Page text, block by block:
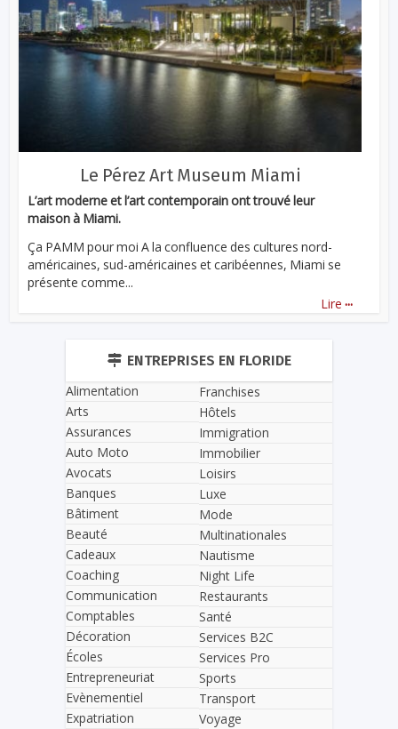
Le Pérez Art Museum Miami
L’art moderne et l’art contemporain ont trouvé leur
maison à Miami.
Ça PAMM pour moi A la confluence des cultures nord-
américaines, sud-américaines et caribéennes, Miami se
présente comme...
Lire ...
ENTREPRISES EN FLORIDE
Alimentation
Arts
Assurances
Auto Moto
Avocats
Banques
Bâtiment
Beauté
Cadeaux
Coaching
Communication
Comptables
Décoration
Écoles
Entrepreneuriat
Evènementiel
Expatriation
Franchises
Hôtels
Immigration
Immobilier
Loisirs
Luxe
Mode
Multinationales
Nautisme
Night Life
Restaurants
Santé
Services B2C
Services Pro
Sports
Transport
Voyage